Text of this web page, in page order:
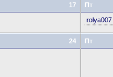
17 Пт
rolya007
24 Пт